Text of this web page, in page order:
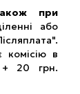
при
або
в
+ 20 грн.